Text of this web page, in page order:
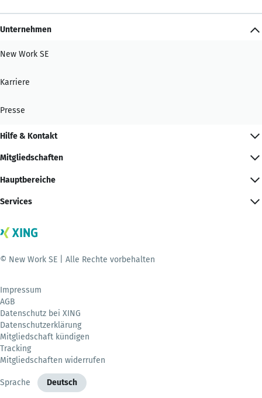
Unternehmen
New Work SE
Karriere
Presse
Hilfe & Kontakt
Mitgliedschaften
Hauptbereiche
Services
© New Work SE | Alle Rechte vorbehalten
Impressum
AGB
Datenschutz bei XING
Datenschutzerklärung
Mitgliedschaft kündigen
Tracking
Mitgliedschaften widerrufen
Sprache Deutsch